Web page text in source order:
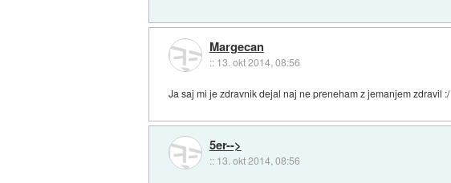
Margecan
:: 13. okt 2014, 08:56
Ja saj mi je zdravnik dejal naj ne preneham z jemanjem zdravil :/
5er-->
:: 13. okt 2014, 08:56